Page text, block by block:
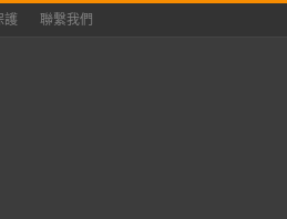
護 聯繫我們